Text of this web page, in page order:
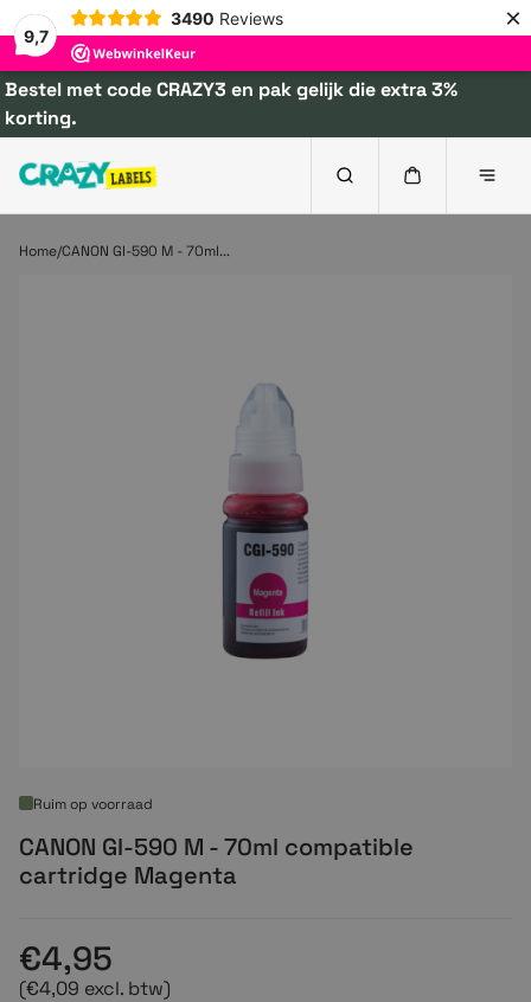
9,7
3490 Reviews ×
Bestel met code CRAZY3 en pak gelijk die extra 3%
korting.
Home CANON GI-590 M - 70ml...
Ruim op voorraad
CANON GI-590 M - 70ml compatible
cartridge Magenta
€4,95
(€4,09 excl. btw)